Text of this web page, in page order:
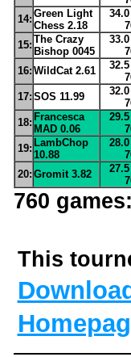
14: Green Light
Chess 2.18
15: The Crazy
Bishop 0045
16: WildCat 2.61
17: SOS 11.99
18: Francesca
MAD 0.06
19: LambChop
10.88
20: Gromit 3.82
760
This